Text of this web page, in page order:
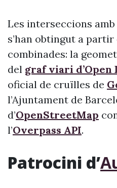
Les interseccions
s’han obtingut a
combinades: la
del graf viari d’Open
oficial de cruïlles de
l’Ajuntament de
d’OpenStreetMap
l’Overpass API.
Patrocini d’